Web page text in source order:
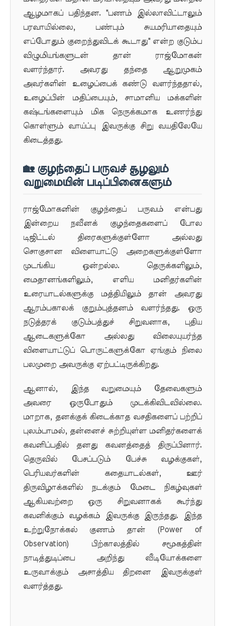
ஆழமாகப் பதிந்தன. "பணம் இல்லாவிட்டாலும்
பரவாயில்லை, பண்பும் சுயமரியாதையும்
எப்போதும் குறைந்துவிடக் கூடாது" என்ற குடும்ப
விழுமியங்களுடன் தான் ராஜ்மோகன்
வளர்ந்தார். அவரது தந்தை ஆறுமுகம்
அவர்களின் உழைப்பைக் கண்டு வளர்ந்ததால்,
உழைப்பின் மதிப்பையும், சாமானிய மக்களின்
கஷ்டங்களையும் மிக நெருக்கமாக உணர்ந்து
கொள்ளும் வாய்ப்பு இவருக்கு சிறு வயதிலேயே
கிடைத்தது.
🏡 குழந்தைப் பருவச் சூழலும்
வறுமையின் படிப்பினைகளும்
ராஜ்மோகனின் குழந்தைப் பருவம் என்பது
இன்றைய நவீனக் குழந்தைகளைப் போல
டிஜிட்டல் திரைகளுக்குள்ளோ அல்லது
சொகுசான விளையாட்டு அறைகளுக்குள்ளோ
முடங்கிய ஒன்றல்ல. தெருக்களிலும்,
மைதானங்களிலும், எளிய மனிதர்களின்
உரையாடல்களுக்கு மத்தியிலும் தான் அவரது
ஆரம்பகாலக் குறும்புத்தனம் வளர்ந்தது. ஒரு
நடுத்தரக் குடும்பத்துச் சிறுவனாக, புதிய
ஆடைகளுக்கோ அல்லது விலையுயர்ந்த
விளையாட்டுப் பொருட்களுக்கோ ஏங்கும் நிலை
பலமுறை அவருக்கு ஏற்பட்டிருக்கிறது.
ஆனால், இந்த வறுமையும் தேவைகளும்
அவரை ஒருபோதும் முடக்கிவிடவில்லை.
மாறாக, தனக்குக் கிடைக்காத வசதிகளைப் பற்றிப்
புலம்பாமல், தன்னைச் சுற்றியுள்ள மனிதர்களைக்
கவனிப்பதில் தனது கவனத்தைத் திருப்பினார்.
தெருவில் பேசப்படும் பேச்சு வழக்குகள்,
பெரியவர்களின் கதையாடல்கள், ஊர்
திருவிழாக்களில் நடக்கும் மேடை நிகழ்வுகள்
ஆகியவற்றை ஒரு சிறுவனாகக் கூர்ந்து
கவனிக்கும் வழக்கம் இவருக்கு இருந்தது. இந்த
உற்றுநோக்கல் குணம் தான் (Power of
Observation) பிற்காலத்தில் சமூகத்தின்
நாடித்துடிப்பை அறிந்து வீடியோக்களை
உருவாக்கும் அசாத்திய திறனை இவருக்குள்
வளர்த்தது.